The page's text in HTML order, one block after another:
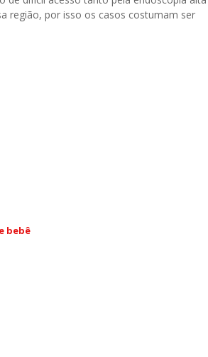
região, por isso os casos costumam ser
bebê